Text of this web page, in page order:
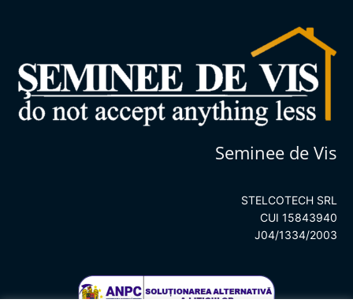
Seminee de Vis
STELCOTECH SRL
CUI 15843940
J04/1334/2003